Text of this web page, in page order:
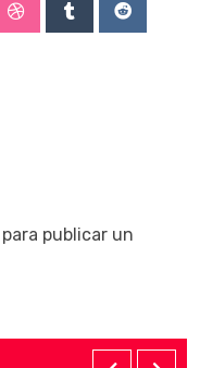
StumbleUpon
TumblrReddit
para publicar un